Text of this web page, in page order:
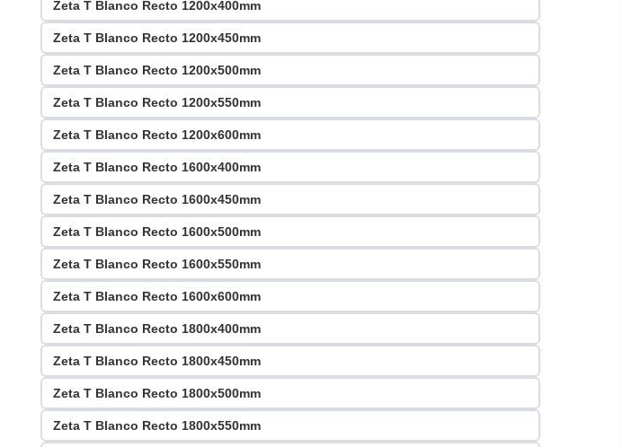
Zeta T Blanco Recto 1200x400mm
Zeta T Blanco Recto 1200x450mm
Zeta T Blanco Recto 1200x500mm
Zeta T Blanco Recto 1200x550mm
Zeta T Blanco Recto 1200x600mm
Zeta T Blanco Recto 1600x400mm
Zeta T Blanco Recto 1600x450mm
Zeta T Blanco Recto 1600x500mm
Zeta T Blanco Recto 1600x550mm
Zeta T Blanco Recto 1600x600mm
Zeta T Blanco Recto 1800x400mm
Zeta T Blanco Recto 1800x450mm
Zeta T Blanco Recto 1800x500mm
Zeta T Blanco Recto 1800x550mm